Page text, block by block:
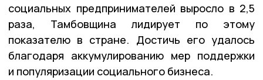
социальных предпринимателей выросло в 2,5
раза, Тамбовщина лидирует по этому
показателю в стране. Достичь его удалось
благодаря аккумулированию мер поддержки
и популяризации социального бизнеса.